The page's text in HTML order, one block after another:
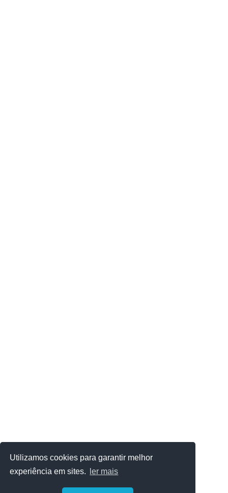
Utilizamos cookies para garantir melhor
experiência em sites.
ler mais